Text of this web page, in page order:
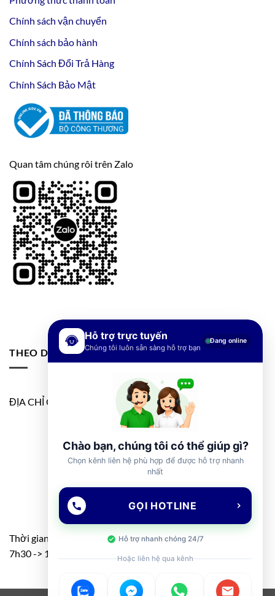
Chính sách vận chuyển
Chính sách bảo hành
Chính Sách Đổi Trả Hàng
Chính Sách Bảo Mật
Quan tâm chúng rôi trên Zalo
THEO DÕI FANPAGE
ĐỊA CHỈ GOOGLE MAP
Thời gian: T2 – T7
7h30 -> 11h30 – 13h00 -> 17h00
Hỗ trợ trực tuyến
Chúng tôi luôn sẵn sàng hỗ trợ bạn
Đang online
Chào bạn, chúng tôi có thể giúp gì?
Chọn kênh liên hệ phù hợp để được hỗ trợ nhanh
nhất
GỌI HOTLINE
Hỗ trợ nhanh chóng 24/7
Hoặc liên hệ qua kênh